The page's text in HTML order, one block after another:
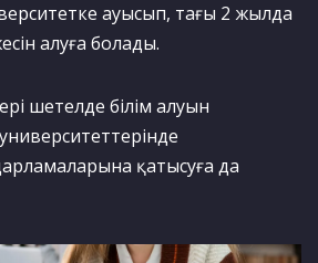
ауысып, тағы 2 жылда
алуға болады.
шетелде білім алуын
қатысуға да